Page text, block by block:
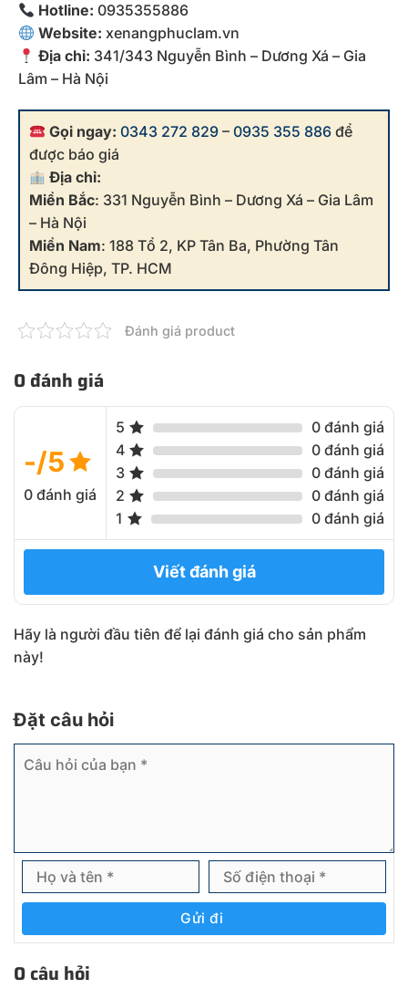
Hotline: 0935355886
Website: xenangphuclam.vn
Địa chỉ: 341/343 Nguyễn Bình – Dương Xá – Gia
Lâm – Hà Nội
Gọi ngay: 0343 272 829 –0935 355 886 để
được báo giá
Địa chỉ:
Miền Bắc: 331 Nguyễn Bình – Dương Xá – Gia Lâm
– Hà Nội
Miền Nam: 188 Tổ 2, KP Tân Ba, Phường Tân
Đông Hiệp, TP. HCM
Đánh giá product
0 đánh giá
-/5
0 đánh giá
5
0 đánh giá
4
0 đánh giá
3
0 đánh giá
2
0 đánh giá
1
0 đánh giá
Viết đánh giá
Hãy là người đầu tiên để lại đánh giá cho sản phẩm
này!
Đặt câu hỏi
Gửi đi
0 câu hỏi